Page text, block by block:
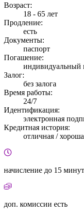
Возраст:
18 - 65 лет
Продление:
есть
Документы:
паспорт
Погашение:
индивидуальный
Залог:
без залога
Время работы:
24/7
Идентификация:
электронная
Кредитная история:
отличная /
начисление до 15 минут
доп. комиссии есть